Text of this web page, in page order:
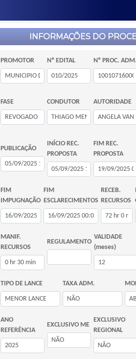
INFORMAÇÕES DO
PROMOTOR Nº EDITAL Nº PROC.
FASE CONDUTOR AUTORIDADE
PUBLICAÇÃO
INÍCIO REC.
PROPOSTA
FIM REC.
PROPOSTA
FIM
IMPUGNAÇÃO
FIM
ESCLARECIMENTOS
RECEB.
RECURSOS
MANIF.
RECURSOS
REGULAMENTO
VALIDADE
(meses)
TIPO DE LANCE TAXA ADM.
ANO
REFERÊNCIA
EXCLUSIVO ME
EXCLUSIVO
REGIONAL